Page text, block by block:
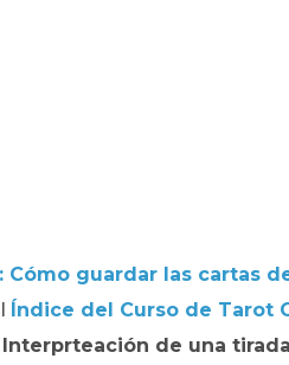
Cómo guardar las cartas
Índice del Curso de Tarot
Interprteación de una